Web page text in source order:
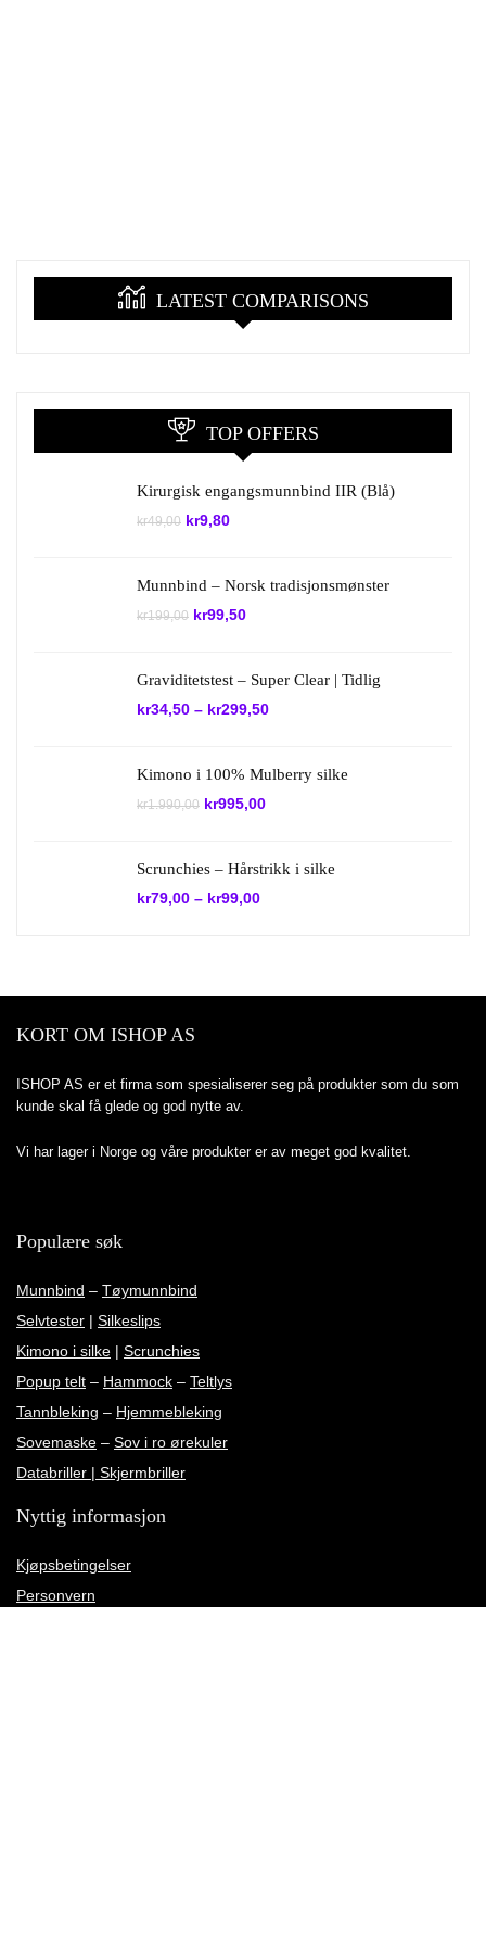
LATEST COMPARISONS
TOP OFFERS
Kirurgisk engangsmunnbind IIR (Blå)
kr49,00 Opprinnelig
kr9,80Nåværende
Munnbind – Norsk tradisjonsmønster
kr199,00 Opprinnelig
kr99,50Nåværende
Graviditetstest – Super Clear | Tidlig
kr34,50 – kr299,50
Kimono i 100% Mulberry silke
kr1.990,00 Opprinnelig
kr995,00Nåværende
Scrunchies – Hårstrikk i silke
kr79,00 – kr99,00
KORT OM ISHOP AS
ISHOP AS er et firma som spesialiserer seg på produkter som du som
kunde skal få glede og god nytte av.
Vi har lager i Norge og våre produkter er av meget god kvalitet.
Populære søk
Munnbind – Tøymunnbind
Selvtester | Silkeslips
Kimono i silke | Scrunchies
Popup telt – Hammock – Teltlys
Tannbleking – Hjemmebleking
Sovemaske – Sov i ro ørekuler
Databriller | Skjermbriller
Nyttig informasjon
Kjøpsbetingelser
Personvern